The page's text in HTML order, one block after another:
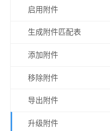
启用附件
生成附件匹配表
添加附件
移除附件
导出附件
升级附件